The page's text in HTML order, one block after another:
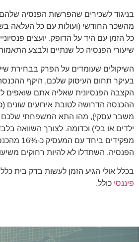
בניגוד לשכירים שהפרשות הפנסיה שלהם
מהשכר החודשי (ועולות עם כל העלאה
כל הזמן עם היד על הדופק. יועצים
שיעורי הפנסיה כל שנתיים ולבצע
השיקולים שעומדים על הפרק בבחירת
בעיקר תחום העיסוק שלכם, היקף
הקצבה הפנסיונית שאליה אתם שואפים
ההכנסה הדרושה לטובת אירועים שונים
משבר עסקי), מהו התא המשפחתי שלכם
ילדים או בלי) וכדומה. לצורך השוואה
מפקידים
הפנסיה. השתדלו לא להיות רחוקים
בכלל אולי הגיע הזמן לעשות בדק בית
פיננסי כולל.